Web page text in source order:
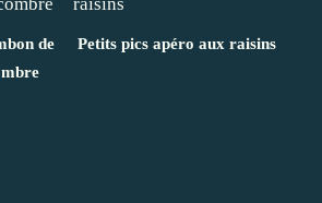
de
Petits pics apéro aux raisins